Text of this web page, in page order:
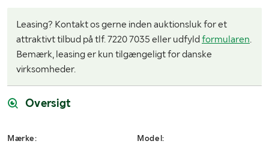
Leasing? Kontakt os gerne inden auktionsluk for et
attraktivt tilbud på tlf. 7220 7035 eller udfyldformularen.
Bemærk, leasing er kun tilgængeligt for danske
virksomheder.
Oversigt
Mærke: Model: